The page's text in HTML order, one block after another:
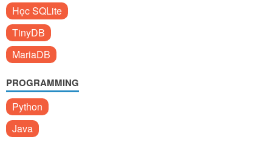
Học SQLite
TinyDB
MariaDB
PROGRAMMING
Python
Java